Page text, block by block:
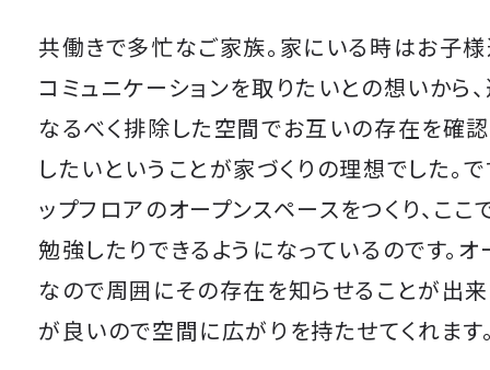
共働きで多忙なご家族。家にいる時はお子様
コミュニケーションを取りたいとの想いから
なるべく排除した空間でお互いの存在を確
したいということが家づくりの理想でした。で
ップフロアのオープンスペースをつくり、ここ
勉強したりできるようになっているのです。
なので周囲にその存在を知らせることが出来
が良いので空間に広がりを持たせてくれます